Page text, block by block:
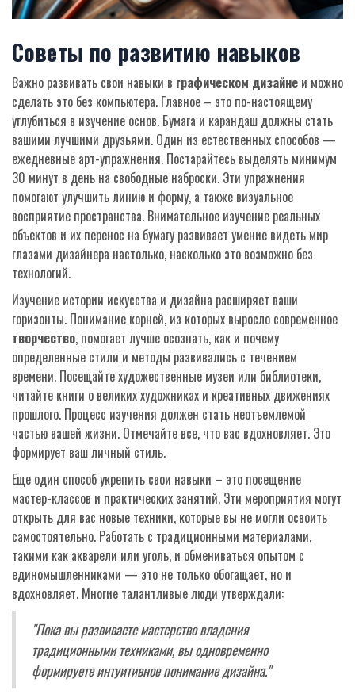
Советы по развитию навыков
Важно развивать свои навыки в графическом дизайне и можно
сделать это без компьютера. Главное – это по-настоящему
углубиться в изучение основ. Бумага и карандаш должны стать
вашими лучшими друзьями. Один из естественных способов —
ежедневные арт-упражнения. Постарайтесь выделять минимум
30 минут в день на свободные наброски. Эти упражнения
помогают улучшить линию и форму, а также визуальное
восприятие пространства. Внимательное изучение реальных
объектов и их перенос на бумагу развивает умение видеть мир
глазами дизайнера настолько, насколько это возможно без
технологий.
Изучение истории искусства и дизайна расширяет ваши
горизонты. Понимание корней, из которых выросло современное
творчество, помогает лучше осознать, как и почему
определенные стили и методы развивались с течением
времени. Посещайте художественные музеи или библиотеки,
читайте книги о великих художниках и креативных движениях
прошлого. Процесс изучения должен стать неотъемлемой
частью вашей жизни. Отмечайте все, что вас вдохновляет. Это
формирует ваш личный стиль.
Еще один способ укрепить свои навыки – это посещение
мастер-классов и практических занятий. Эти мероприятия могут
открыть для вас новые техники, которые вы не могли освоить
самостоятельно. Работать с традиционными материалами,
такими как акварели или уголь, и обмениваться опытом с
единомышленниками — это не только обогащает, но и
вдохновляет. Многие талантливые люди утверждали:
"Пока вы развиваете мастерство владения
традиционными техниками, вы одновременно
формируете интуитивное понимание дизайна."